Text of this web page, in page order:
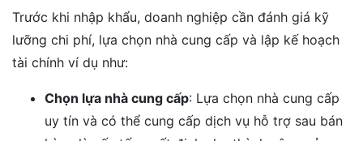
Trước khi nhập khẩu, doanh nghiệp cần đánh giá kỹ
lưỡng chi phí, lựa chọn nhà cung cấp và lập kế hoạch
tài chính ví dụ như:
Chọn lựa nhà cung cấp: Lựa chọn nhà cung cấp
uy tín và có thể cung cấp dịch vụ hỗ trợ sau bán